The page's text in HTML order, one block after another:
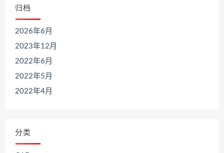
归档
2026年6月
2023年12月
2022年6月
2022年5月
2022年4月
分类